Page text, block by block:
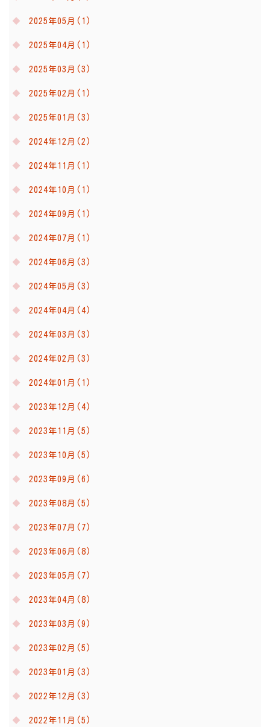
2025年05月(1)
2025年04月(1)
2025年03月(3)
2025年02月(1)
2025年01月(3)
2024年12月(2)
2024年11月(1)
2024年10月(1)
2024年09月(1)
2024年07月(1)
2024年06月(3)
2024年05月(3)
2024年04月(4)
2024年03月(3)
2024年02月(3)
2024年01月(1)
2023年12月(4)
2023年11月(5)
2023年10月(5)
2023年09月(6)
2023年08月(5)
2023年07月(7)
2023年06月(8)
2023年05月(7)
2023年04月(8)
2023年03月(9)
2023年02月(5)
2023年01月(3)
2022年12月(3)
2022年11月(5)